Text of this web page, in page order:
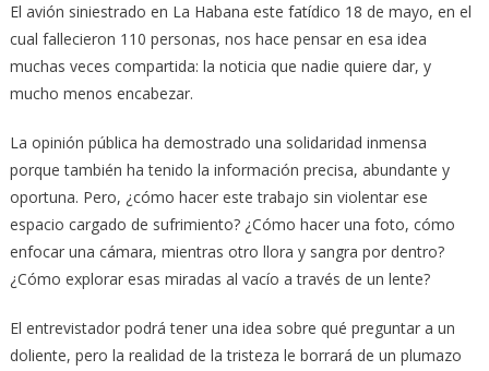
El avión siniestrado en La Habana este fatídico 18 de mayo, en el
cual fallecieron 110 personas, nos hace pensar en esa idea
muchas veces compartida: la noticia que nadie quiere dar, y
mucho menos encabezar.
La opinión pública ha demostrado una solidaridad inmensa
porque también ha tenido la información precisa, abundante y
oportuna. Pero, ¿cómo hacer este trabajo sin violentar ese
espacio cargado de sufrimiento? ¿Cómo hacer una foto, cómo
enfocar una cámara, mientras otro llora y sangra por dentro?
¿Cómo explorar esas miradas al vacío a través de un lente?
El entrevistador podrá tener una idea sobre qué preguntar a un
doliente, pero la realidad de la tristeza le borrará de un plumazo